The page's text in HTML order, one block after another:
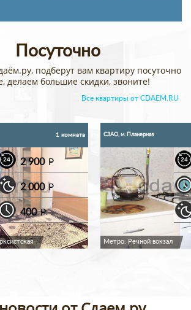
Посуточно
подберут вам квартиру посуточно
делаем большие скидки, звоните!
Все квартиры от CDAEM.RU
1 комната
2 900 P
2 000 P
400P
СЗАО, м. Планерная
Метро: Речной вокзал